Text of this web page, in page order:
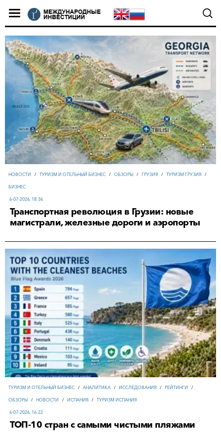
НОВОСТИ / ТУРИЗМ И ОТЕЛЬНЫЙ БИЗНЕС / ОБЗОРЫ / ГРУЗИЯ / ТУРИЗМ ГРУЗИЯ /
БИЗНЕС
6-07-2026, 18:36
Транспортная революция в Грузии: новые
магистрали, железные дороги и аэропорты
ТУРИЗМ И ОТЕЛЬНЫЙ БИЗНЕС / АНАЛИТИКА / ИССЛЕДОВАНИЯ / РЕЙТИНГИ /
ОБЗОРЫ / НОВОСТИ / ИСПАНИЯ / ТУРИЗМ ИСПАНИЯ
6-07-2026, 16:22
ТОП-10 стран с самыми чистыми пляжами